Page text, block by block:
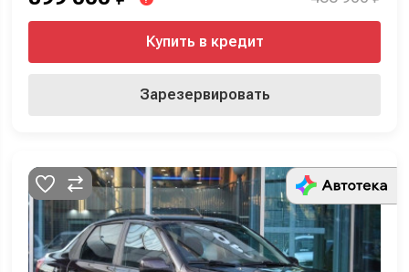
Купить в кредит
Зарезервировать